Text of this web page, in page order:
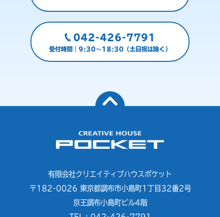
042-426-7791
受付時間｜9:30～18:30（土日祝は除く）
有限会社クリエイティブハウスポケット
〒182-0026 東京都調布市小島町1丁目32番2号
京王調布小島町ビル4階